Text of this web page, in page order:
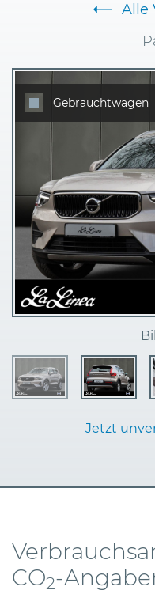
Alle
Gebrauchtwagen
Jetzt
CO2-